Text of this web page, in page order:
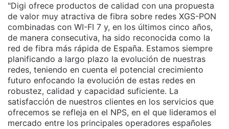
"Digi ofrece productos de calidad con una propuesta
de valor muy atractiva de fibra sobre redes XGS-PON
combinadas con WI-FI 7 y, en los últimos cinco años,
de manera consecutiva, ha sido reconocida como la
red de fibra más rápida de España. Estamos siempre
planificando a largo plazo la evolución de nuestras
redes, teniendo en cuenta el potencial crecimiento
futuro enfocando la evolución de estas redes en
robustez, calidad y capacidad suficiente. La
satisfacción de nuestros clientes en los servicios que
ofrecemos se refleja en el NPS, en el que lideramos el
mercado entre los principales operadores españoles